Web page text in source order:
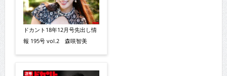
ドカント18年12月号先出し情
報 195号 vol.2 森咲智美